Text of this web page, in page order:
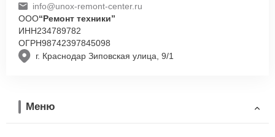
г. Краснодар Зиповская улица, 9/1
info@unox-remont-center.ru
ООО“Ремонт техники”
ИНН234789782
ОГРН98742397845098
Меню